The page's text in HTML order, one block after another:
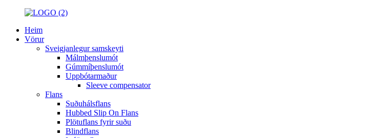
Heim
Vörur
Sveigjanlegur samskeyti
Málmþenslumót
Gúmmíþenslumót
Uppbótarmaður
Sleeve compensator
Flans
Suðuhálsflans
Hubbed Slip On Flans
Plötuflans fyrir suðu
Blindflans